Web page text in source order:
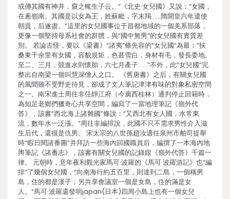
或傳其國有神井，窺之輒生子云。”《北史·女兒國》又說：“女國，
在蔥嶺南。其國是以女為王，姓蘇毗，字末羯……隋開皇六年遣使
朝貢，后遂盡。”這里的女兒國事位于昌都地域的一個羌系部落，
更像一個堅持母系社會的群體，與“國中無男”的女兒國有實質差
別。 若論古怪，要以《梁書》“諸夷”條先容的“女兒國”為最：“扶
桑東千余里有女國，容貌規矩，色甚雪白，身材有毛，發長委地。
至二、三月，競進水則懷胎，六七月產子……”不外，此“女兒國”完
整出自南梁一個叫慧深僧人之口。 《舊唐書》之后，有關女兒國
的風聞雖不受野史待見，卻成了文人筆記津津有味的對象私密空間
之一。南宋進士周往非任靜江府（今廣西桂林）通判停止回籍時，
為知足老鄉們獵奇心共享空間，編寫了一當地理筆記《嶺外代
答》，該書“西北海上諸雜國”條說：“又西北有女人國，水常東
流，數年水一泛漲。”周往非編排說，此國不只不需求男性介入滋
生后代，還很是仇男。 宋太宗的八世孫趙汝適任泉州市舶司提舉
時“暇日閱諸番圖”并拜訪一些海內回國職員后，編撰了一本海內地
輿筆記《諸番志》，該書有關女兒國的記錄跟《嶺外代答》千篇一
律。 元朝時，意年夜利觀光家馬可·波羅的《馬可·波羅游記》也“編
排”了幾個女兒國，“向南海行約五百里，則達到二島，一個稱男
島，住的都是漢子；另共享會議室一個是女島，住的滿是女
人。”馬可·波羅還發明japan(日本)四周小島上也有一個女兒